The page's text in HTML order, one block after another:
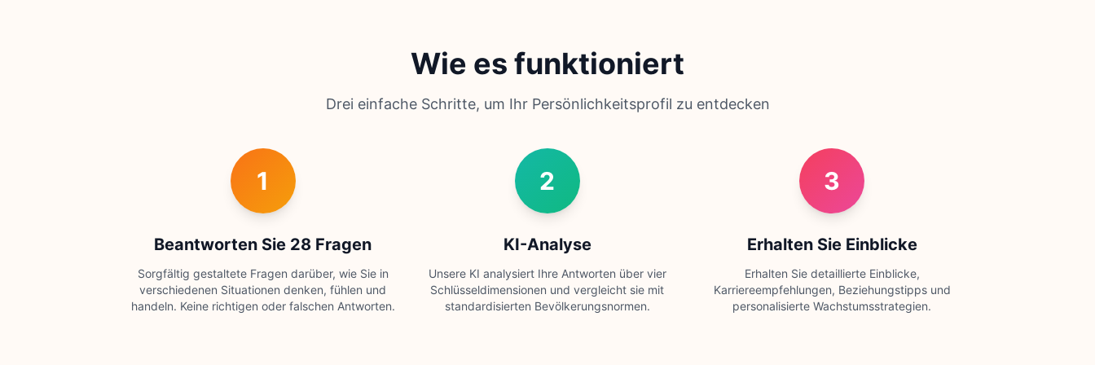
Wie es funktioniert
Drei einfache Schritte, um Ihr Persönlichkeitsprofil zu entdecken
1
Beantworten Sie 28 Fragen
Sorgfältig gestaltete Fragen darüber, wie Sie in
verschiedenen Situationen denken, fühlen und
handeln. Keine richtigen oder falschen Antworten.
2
KI-Analyse
Unsere KI analysiert Ihre Antworten über vier
Schlüsseldimensionen und vergleicht sie mit
standardisierten Bevölkerungsnormen.
3
Erhalten Sie Einblicke
Erhalten Sie detaillierte Einblicke,
Karriereempfehlungen, Beziehungstipps und
personalisierte Wachstumsstrategien.